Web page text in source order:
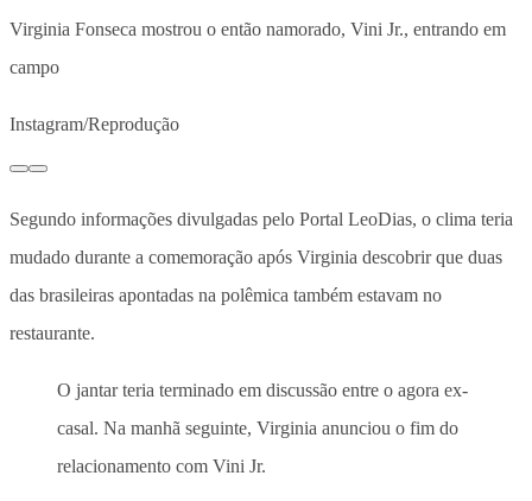
Virginia Fonseca mostrou o então namorado, Vini Jr., entrando em
campo
Instagram/Reprodução
Segundo informações divulgadas pelo Portal LeoDias, o clima teria
mudado durante a comemoração após Virginia descobrir que duas
das brasileiras apontadas na polêmica também estavam no
restaurante.
O jantar teria terminado em discussão entre o agora ex-
casal. Na manhã seguinte, Virginia anunciou o fim do
relacionamento com Vini Jr.